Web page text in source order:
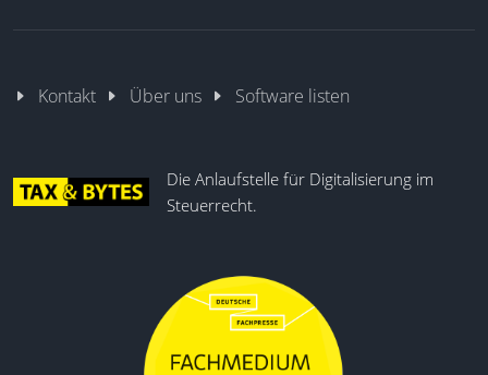
Kontakt Über uns Software listen
Die Anlaufstelle für Digitalisierung im
Steuerrecht.